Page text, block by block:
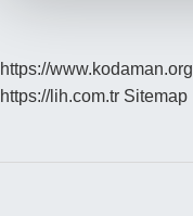
https://www.kodaman.org
https://lih.com.tr Sitemap